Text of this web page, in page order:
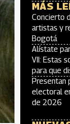
MÁS
Concierto
artistas y
Bogotá
Alístate
VII: Estas
para que
Presentan
electoral
de 2026